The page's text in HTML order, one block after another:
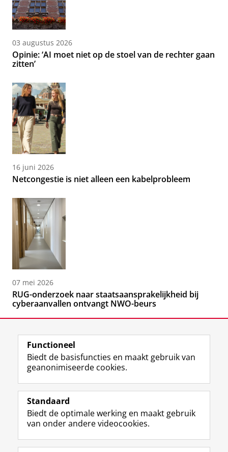
03 augustus 2026
Opinie: ‘AI moet niet op de stoel van de rechter gaan
zitten’
16 juni 2026
Netcongestie is niet alleen een kabelprobleem
07 mei 2026
RUG-onderzoek naar staatsaansprakelijkheid bij
cyberaanvallen ontvangt NWO-beurs
Volg de RUG
F
a
e
b
o
L
i
k
e
I
R
S
-
f
e
I
n
t
r
Y
o
T
e
Studiekiezers
Functioneel
Biedt de basisfuncties en maakt gebruik van
geanonimiseerde cookies.
Standaard
Biedt de optimale werking en maakt gebruik
van onder andere videocookies.